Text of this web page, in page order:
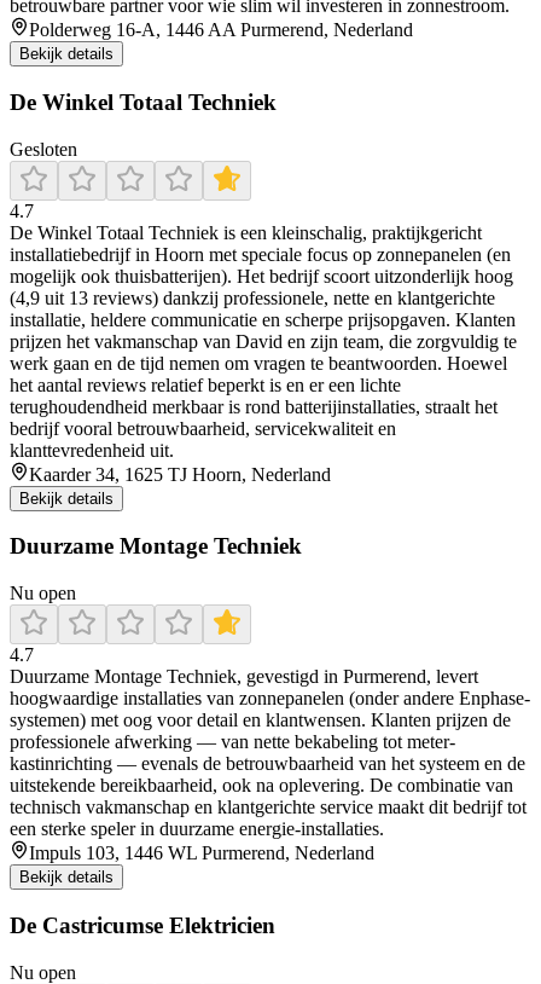
betrouwbare partner voor wie slim wil investeren in zonnestroom.
Polderweg 16-A, 1446 AA Purmerend, Nederland
Bekijk details
De Winkel Totaal Techniek
Gesloten
4.7
De Winkel Totaal Techniek is een kleinschalig, praktijkgericht
installatiebedrijf in Hoorn met speciale focus op zonnepanelen (en
mogelijk ook thuisbatterijen). Het bedrijf scoort uitzonderlijk hoog
(4,9 uit 13 reviews) dankzij professionele, nette en klantgerichte
installatie, heldere communicatie en scherpe prijsopgaven. Klanten
prijzen het vakmanschap van David en zijn team, die zorgvuldig te
werk gaan en de tijd nemen om vragen te beantwoorden. Hoewel
het aantal reviews relatief beperkt is en er een lichte
terughoudendheid merkbaar is rond batterijinstallaties, straalt het
bedrijf vooral betrouwbaarheid, servicekwaliteit en
klanttevredenheid uit.
Kaarder 34, 1625 TJ Hoorn, Nederland
Bekijk details
Duurzame Montage Techniek
Nu open
4.7
Duurzame Montage Techniek, gevestigd in Purmerend, levert
hoogwaardige installaties van zonnepanelen (onder andere Enphase-
systemen) met oog voor detail en klantwensen. Klanten prijzen de
professionele afwerking — van nette bekabeling tot meter-
kastinrichting — evenals de betrouwbaarheid van het systeem en de
uitstekende bereikbaarheid, ook na oplevering. De combinatie van
technisch vakmanschap en klantgerichte service maakt dit bedrijf tot
een sterke speler in duurzame energie-installaties.
Impuls 103, 1446 WL Purmerend, Nederland
Bekijk details
De Castricumse Elektricien
Nu open